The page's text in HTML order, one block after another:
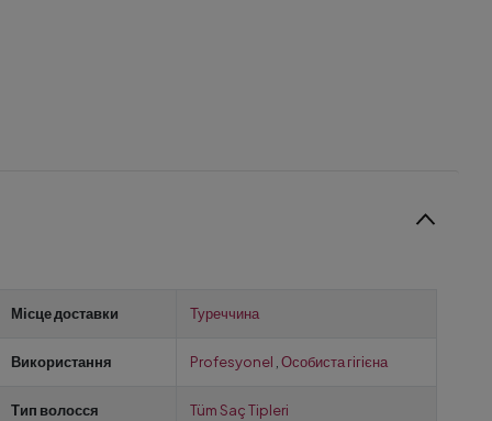
Місце доставки Туреччина
Використання Profesyonel Особиста гігієна
Тип волосся Tüm Saç Tipleri